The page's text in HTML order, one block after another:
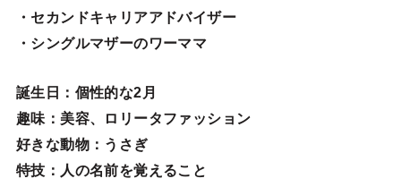
・セカンドキャリアアドバイザー
・シングルマザーのワーママ
誕生日 ：個性的な2月
趣味 ：美容、ロリータファッション
好きな動物：うさぎ
特技 ：人の名前を覚えること